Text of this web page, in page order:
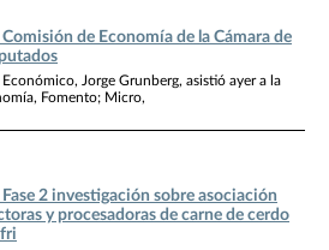
Comisión de Economía de la Cámara de
Jorge Grunberg, asistió ayer a la
Fomento; Micro,
Fase 2 investigación sobre asociación
y procesadoras de carne de cerdo